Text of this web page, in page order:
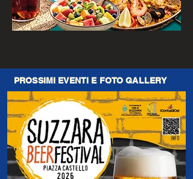
PROSSIMI EVENTI E FOTO GALLERY